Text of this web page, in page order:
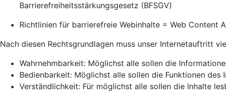
Barrierefreiheitsstärkungsgesetz (BFSGV)
Richtlinien für barrierefreie Webinhalte = Web Content
Nach diesen Rechtsgrundlagen muss unser Internetauftritt
Wahrnehmbarkeit: Möglichst alle sollen die
Bedienbarkeit: Möglichst alle sollen die Funktionen
Verständlichkeit: Für möglichst alle sollen die Inhalte